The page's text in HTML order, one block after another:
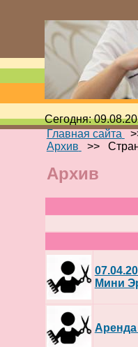
Сегодня:
Главная сайта
Архив
>>
Архив
Мини
Аренда